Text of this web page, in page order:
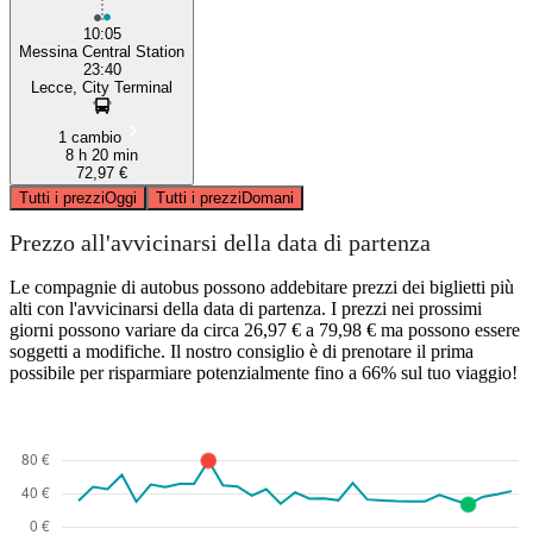
10:05
Messina Central Station
23:40
Lecce, City Terminal
1 cambio
8 h 20 min
72,97 €
Tutti i prezziOggi Tutti i prezziDomani
Prezzo all'avvicinarsi della data di partenza
Le compagnie di autobus possono addebitare prezzi dei biglietti più
alti con l'avvicinarsi della data di partenza. I prezzi nei prossimi
giorni possono variare da circa 26,97 € a 79,98 € ma possono essere
soggetti a modifiche. Il nostro consiglio è di prenotare il prima
possibile per risparmiare potenzialmente fino a 66% sul tuo viaggio!